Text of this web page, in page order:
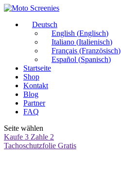
Deutsch
English (Englisch)
Italiano (Italienisch)
Français (Französisch)
Español (Spanisch)
Startseite
Shop
Kontakt
Blog
Partner
FAQ
Seite wählen
Kaufe 3 Zahle 2
Tachoschutzfolie Gratis